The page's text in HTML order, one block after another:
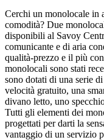
Cerchi un monolocale in
comodità? Due
disponibili al Savoy
comunicante e di aria
qualità-prezzo e il più
monolocali sono stati
sono dotati di una serie
velocità gratuito, una
divano letto, uno
Tutti gli elementi dei
progettati per darti la
vantaggio di un servizio